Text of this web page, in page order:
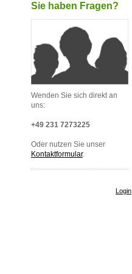
Sie haben Fragen?
Wenden Sie sich direkt an
uns:
+49 231 7273225
Oder nutzen Sie unser
Kontaktformular.
Login